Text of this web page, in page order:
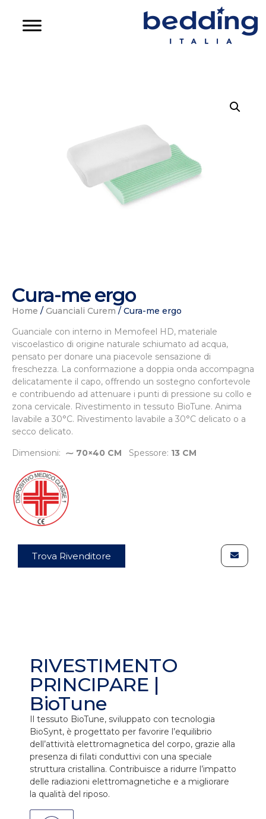
Cura-me ergo
Home / Guanciali Curem / Cura-me ergo
Guanciale con interno in Memofeel HD, materiale
viscoelastico di origine naturale schiumato ad acqua,
pensato per donare una piacevole sensazione di
freschezza. La conformazione a doppia onda accompagna
delicatamente il capo, offrendo un sostegno confortevole
e contribuendo ad attenuare i punti di pressione su collo e
zona cervicale. Rivestimento in tessuto BioTune. Anima
lavabile a 30°C. Rivestimento lavabile a 30°C delicato o a
secco delicato.
Dimensioni: ⁓ 70×40 CM Spessore: 13 CM
Trova Rivenditore
RIVESTIMENTO
PRINCIPARE |
BioTune
Il tessuto BioTune, sviluppato con tecnologia
BioSynt, è progettato per favorire l’equilibrio
dell’attività elettromagnetica del corpo, grazie alla
presenza di filati conduttivi con una speciale
struttura cristallina. Contribuisce a ridurre l’impatto
delle radiazioni elettromagnetiche e a migliorare
la qualità del riposo.